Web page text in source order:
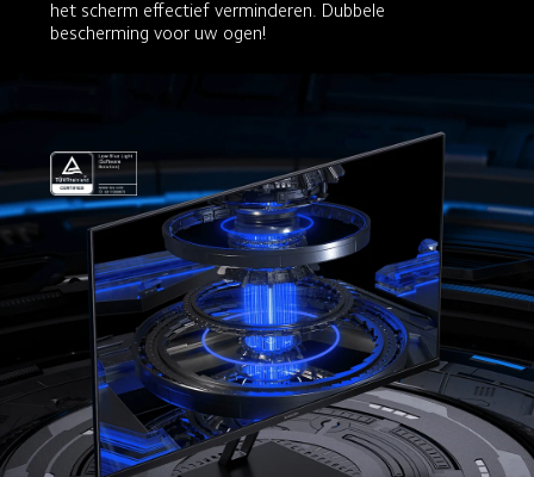
het scherm effectief verminderen. Dubbele
bescherming voor uw ogen!